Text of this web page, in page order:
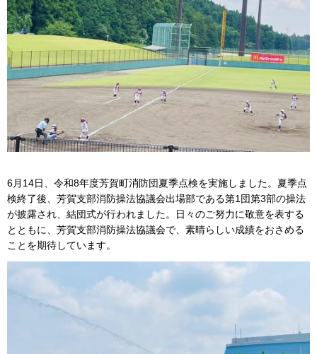
6月14日、令和8年度芳賀町消防団夏季点検を実施しました。夏季点
検終了後、芳賀支部消防操法協議会出場部である第1団第3部の操法
が披露され、結団式が行われました。日々のご努力に敬意を表する
とともに、芳賀支部消防操法協議会で、素晴らしい成績をおさめる
ことを期待しています。